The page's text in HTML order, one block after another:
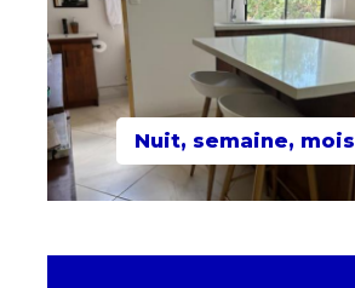
Nuit, semaine, mois